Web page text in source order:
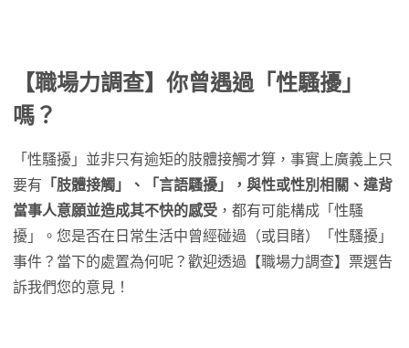
【職場力調查】你曾遇過「性騷擾」
嗎？
「性騷擾」並非只有逾矩的肢體接觸才算，事實上廣義上只
要有 「肢體接觸」、「言語騷擾」，與性或性別相關、違背
當事人意願並造成其不快的感受 ，都有可能構成「性騷
擾」。您是否在日常生活中曾經碰過（或目睹）「性騷擾」
事件？當下的處置為何呢？歡迎透過【職場力調查】票選告
訴我們您的意見！